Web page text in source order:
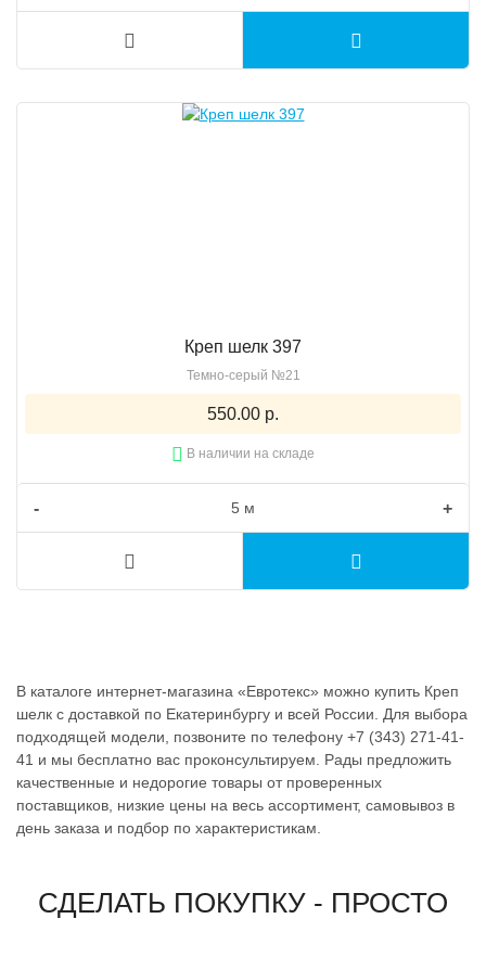
Креп шелк 397
Темно-серый №21
550.00 р.
В наличии на складе
- +
В каталоге интернет-магазина «Евротекс» можно купить Креп
шелк с доставкой по Екатеринбургу и всей России. Для выбора
подходящей модели, позвоните по телефону +7 (343) 271-41-
41 и мы бесплатно вас проконсультируем. Рады предложить
качественные и недорогие товары от проверенных
поставщиков, низкие цены на весь ассортимент, самовывоз в
день заказа и подбор по характеристикам.
СДЕЛАТЬ ПОКУПКУ - ПРОСТО